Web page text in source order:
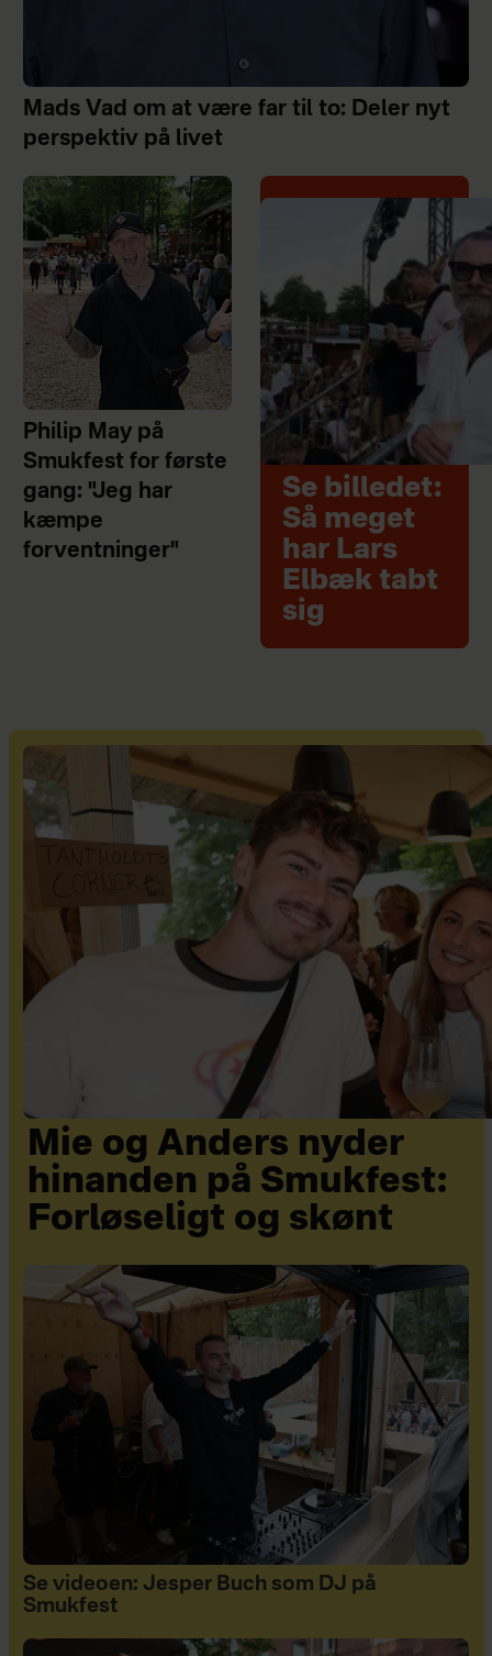
Mads Vad om at være far til to: Deler nyt
perspektiv på livet
Philip May på
Smukfest for første
gang: "Jeg har
kæmpe
forventninger"
Se billedet:
Så meget
har Lars
Elbæk tabt
sig
Mie og Anders nyder
hinanden på Smukfest:
Forløseligt og skønt
Se videoen: Jesper Buch som DJ på
Smukfest